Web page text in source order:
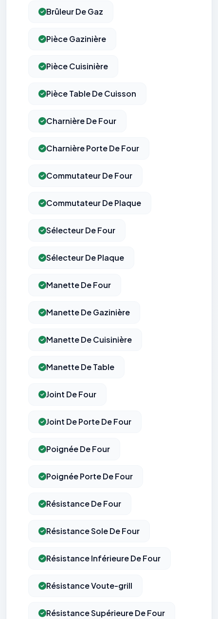
Brûleur De Gaz
Pièce Gazinière
Pièce Cuisinière
Pièce Table De Cuisson
Charnière De Four
Charnière Porte De Four
Commutateur De Four
Commutateur De Plaque
Sélecteur De Four
Sélecteur De Plaque
Manette De Four
Manette De Gazinière
Manette De Cuisinière
Manette De Table
Joint De Four
Joint De Porte De Four
Poignée De Four
Poignée Porte De Four
Résistance De Four
Résistance Sole De Four
Résistance Inférieure De Four
Résistance Voute-grill
Résistance Supérieure De Four